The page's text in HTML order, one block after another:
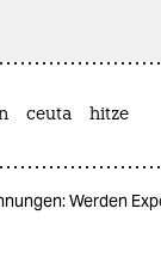
ceuta hitze
Werden